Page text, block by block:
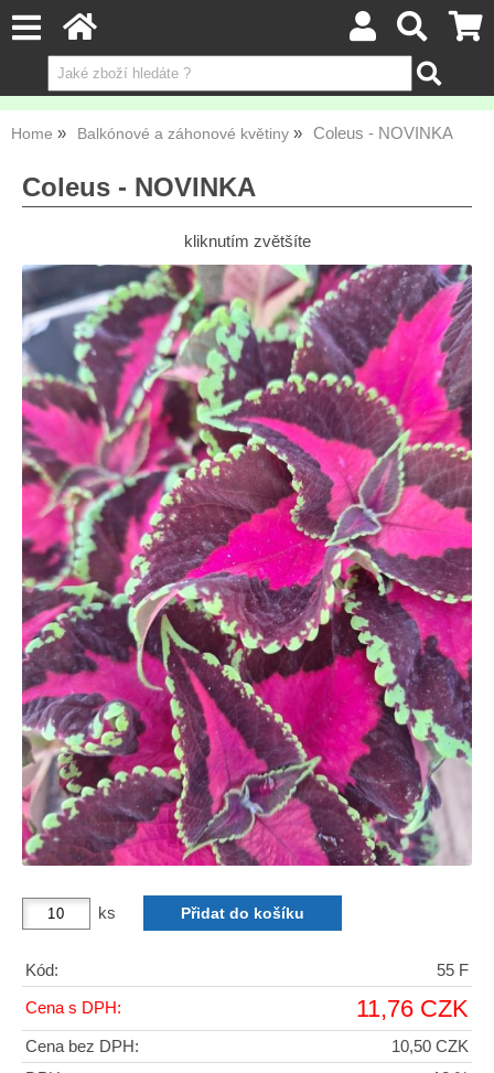
Home Balkónové a záhonové květiny Coleus - NOVINKA
Coleus - NOVINKA
kliknutím zvětšíte
ks
Kód: 55 F
Cena s DPH: 11,76 CZK
Cena bez DPH:
10,50 CZK